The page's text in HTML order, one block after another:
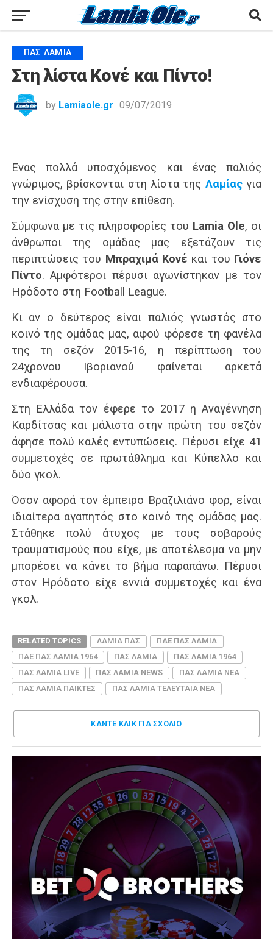
ΠΑΣ ΛΑΜΊΑ
Στη λίστα Κονέ και Πίντο!
by Lamiaole.gr 09/07/2019
Ένας πολλά υποσχόμενος και ένας παλιός
γνώριμος, βρίσκονται στη λίστα της Λαμίαςγια
την ενίσχυση της στην επίθεση.
Σύμφωνα με τις πληροφορίες του Lamia Ole, οι
άνθρωποι της ομάδας μας εξετάζουν τις
περιπτώσεις του Μπραχιμά Κονέ και του Γιόνε
Πίντο. Αμφότεροι πέρυσι αγωνίστηκαν με τον
Ηρόδοτο στη Football League.
Κι αν ο δεύτερος είναι παλιός γνωστός στο
κοινό της ομάδας μας, αφού φόρεσε τη φανέλα
της τη σεζόν 2015-16, η περίπτωση του
24χρονου Ιβοριανού φαίνεται αρκετά
ενδιαφέρουσα.
Στη Ελλάδα τον έφερε το 2017 η Αναγέννηση
Καρδίτσας και μάλιστα στην πρώτη του σεζόν
άφησε πολύ καλές εντυπώσεις. Πέρυσι είχε 41
συμμετοχές σε πρωτάθλημα και Κύπελλο και
δύο γκολ.
Όσον αφορά τον έμπειρο Βραζιλιάνο φορ, είναι
ιδιαίτερα αγαπητός στο κοινό της ομάδας μας.
Στάθηκε πολύ άτυχος με τους σοβαρούς
τραυματισμούς που είχε, με αποτέλεσμα να μην
μπορέσει να κάνει το βήμα παραπάνω. Πέρυσι
στον Ηρόδοτο είχε εννιά συμμετοχές και ένα
γκολ.
RELATED TOPICS ΛΑΜΙΑ ΠΑΣ
ΠΑΕ ΠΑΣ ΛΑΜΙΑ
ΠΑΕ ΠΑΣ ΛΑΜΙΑ 1964
ΠΑΣ ΛΑΜΙΑ
ΠΑΣ ΛΑΜΙΑ 1964
ΠΑΣ ΛΑΜΙΑ LIVE
ΠΑΣ ΛΑΜΙΑ NEWS
ΠΑΣ ΛΑΜΙΑ ΝΕΑ
ΠΑΣ ΛΑΜΙΑ ΠΑΙΚΤΕΣ
ΠΑΣ ΛΑΜΙΑ ΤΕΛΕΥΤΑΙΑ ΝΕΑ
ΚΑΝΤΕ ΚΛΊΚ ΓΙΑ ΣΧΌΛΙΟ